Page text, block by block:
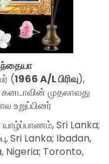
(1966 A/Lபிரிவு),
முதலாவது
உறுப்பினர்
யாழ்ப்பாணம், Sri Lanka;
, Sri Lanka; Ibadan,
Nigeria; Toronto,